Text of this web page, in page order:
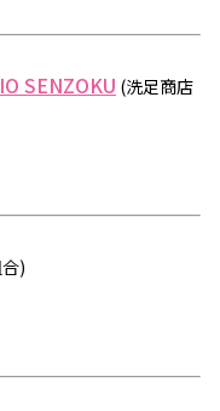
SENZOKU (洗足商店
)